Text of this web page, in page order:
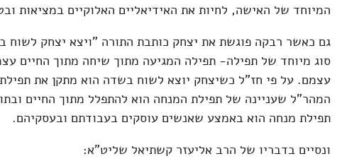
המיוחד של האישה, לחיות את האידיאליים האלוקיים במציאות
גם כאשר רבקה פוגשת את יצחק כותבת התורה "ויצא יצחק
סוג מיוחד של תפילה- תפילה המגיעה מתוך שיחה מתוך החיים
עצמם. על פי חז"ל כשיצחק יוצא לשוח בשדה הוא מתקן את
המהר"ל שעניינה של תפילת המנחה הוא להתפלל מתוך החיים
תפילת מנחה הוא באמצע שאנשים עוסקים בעבודתם ובעסקיהם.
ונסיים בדבריו של הרב אליעזר קשתיאל שליט"א: